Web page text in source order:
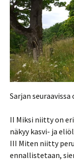
Sarjan
II Miksi niitty on
näkyy kasvi- ja
III Miten niitty
ennallistetaan,